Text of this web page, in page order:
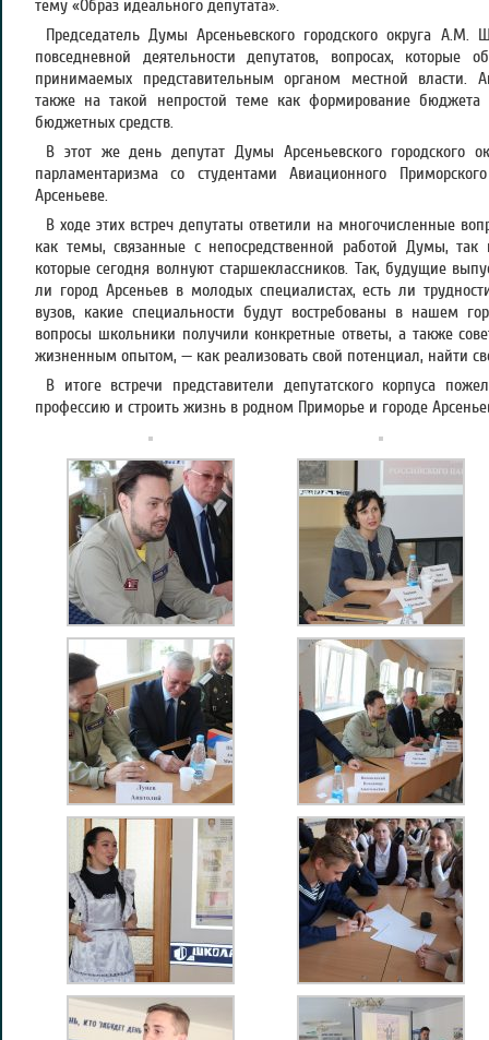
тему «Образ идеального депутата».
Председатель Думы Арсеньевского городского округа А.М.
повседневной деятельности депутатов, вопросах,
принимаемых представительным органом местной власти.
также на такой непростой теме как формирование бюджета
бюджетных средств.
В этот же день депутат Думы Арсеньевского городского
парламентаризма со студентами Авиационного
Арсеньеве.
В ходе этих встреч депутаты ответили на многочисленные
как темы, связанные с непосредственной работой Думы,
которые сегодня волнуют старшеклассников. Так, будущие
ли город Арсеньев в молодых специалистах, есть ли
вузов, какие специальности будут востребованы в нашем
вопросы школьники получили конкретные ответы, а также
жизненным опытом, — как реализовать свой потенциал, найти
В итоге встречи представители депутатского корпуса
профессию и строить жизнь в родном Приморье и городе